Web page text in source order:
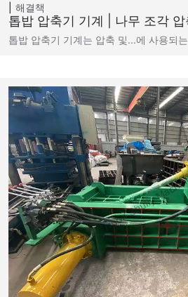
해결책
톱밥 압축기 기계 | 나무 조각
톱밥 압축기 기계는 압축 및...에 사용되